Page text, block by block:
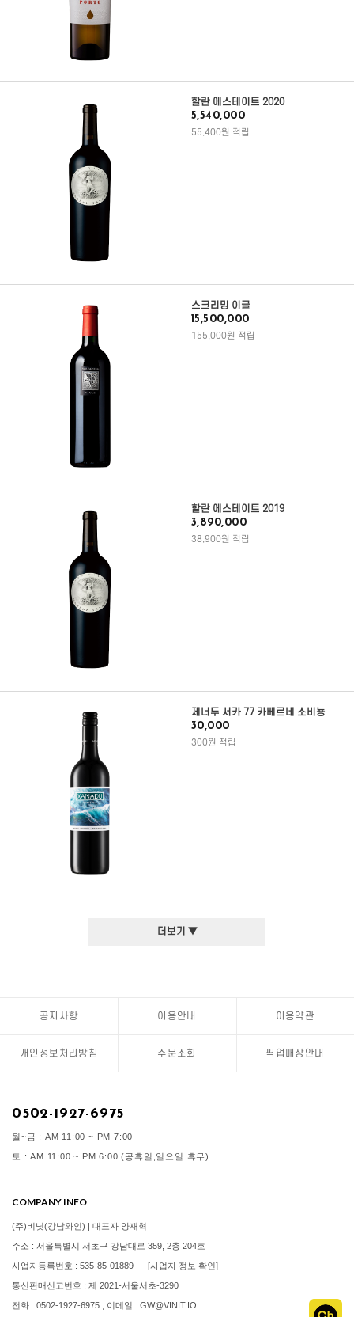
할란 에스테이트 2020
5,540,000
55,400원 적립
스크리밍 이글
15,500,000
155,000원 적립
할란 에스테이트 2019
3,890,000
38,900원 적립
제너두 서카 77 카베르네 소비뇽
30,000
300원 적립
더보기 ▼
공지사항 이용안내 이용약관
개인정보처리방침 주문조회 픽업매장안내
0502-1927-6975
월~금 : AM 11:00 ~ PM 7:00
토 : AM 11:00 ~ PM 6:00 (공휴일,일요일 휴무)
COMPANY INFO
(주)비닛(강남와인) | 대표자 양재혁
주소 : 서울특별시 서초구 강남대로 359, 2층 204호
사업자등록번호 : 535-85-01889 [사업자 정보 확인]
통신판매신고번호 : 제 2021-서울서초-3290
전화 : 0502-1927-6975 , 이메일 : GW@VINIT.IO